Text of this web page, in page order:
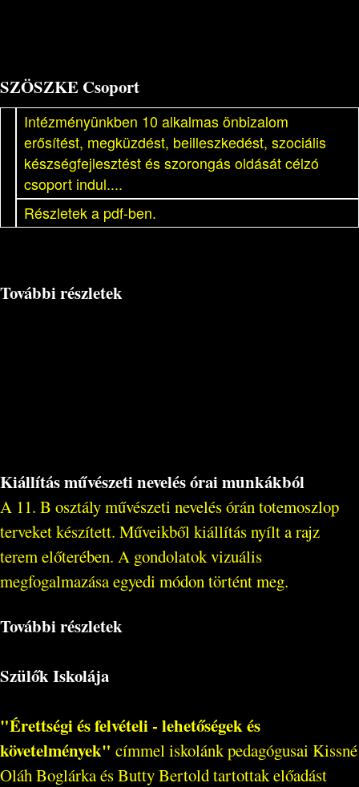
SZÖSZKE Csoport
Intézményünkben 10 alkalmas önbizalom
erősítést, megküzdést, beilleszkedést, szociális
készségfejlesztést és szorongás oldását célzó
csoport indul....
Részletek a pdf-ben.
További részletek
Kiállítás művészeti nevelés órai munkákból
A 11. B osztály művészeti nevelés órán totemoszlop
terveket készített. Műveikből kiállítás nyílt a rajz
terem előterében. A gondolatok vizuális
megfogalmazása egyedi módon történt meg.
További részletek
Szülők Iskolája
"Érettségi és felvételi - lehetőségek és
követelmények" címmel iskolánk pedagógusai Kissné
Oláh Boglárka és Butty Bertold tartottak előadást